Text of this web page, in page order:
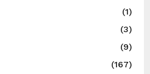
(1)
(3)
(9)
(167)